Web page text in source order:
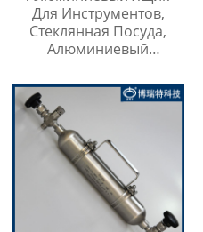
Для Инструментов,
Стеклянная Посуда,
Алюминиевый